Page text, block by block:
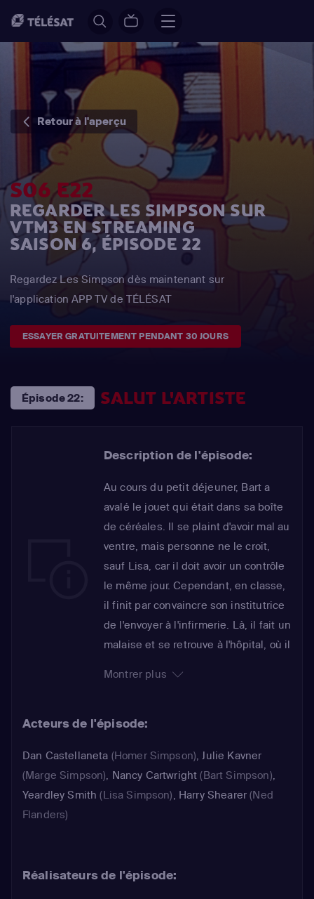
Retour à l'aperçu
S06 E22
REGARDER LES SIMPSON SUR
VTM3 EN STREAMING
SAISON 6, ÉPISODE 22
Regardez Les Simpson dès maintenant sur
l'application APP TV de TÉLÉSAT
ESSAYER GRATUITEMENT PENDANT 30 JOURS
Épisode 22: SALUT L'ARTISTE
Description de l'épisode:
Au cours du petit déjeuner, Bart a
avalé le jouet qui était dans sa boîte
de céréales. Il se plaint d'avoir mal au
ventre, mais personne ne le croit,
sauf Lisa, car il doit avoir un contrôle
le même jour. Cependant, en classe,
il finit par convaincre son institutrice
de l'envoyer à l'infirmerie. Là, il fait un
malaise et se retrouve à l'hôpital, où il
rendre visite, rencontre Murphy, son
ce qui s'est passé depuis leur
espère toucher des dommages et
intérêts pour son accident
domestique...
Montrer plus
Acteurs de l'épisode:
Dan Castellaneta (Homer Simpson),Julie Kavner
(Marge Simpson), Nancy Cartwright (Bart Simpson),
Yeardley Smith (Lisa Simpson), Harry Shearer (Ned
Flanders)
Réalisateurs de l'épisode: